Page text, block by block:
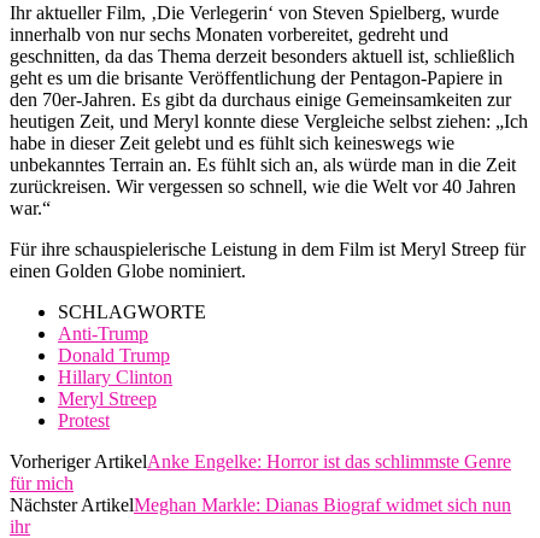
Ihr aktueller Film, ‚Die Verlegerin‘ von Steven Spielberg, wurde
innerhalb von nur sechs Monaten vorbereitet, gedreht und
geschnitten, da das Thema derzeit besonders aktuell ist, schließlich
geht es um die brisante Veröffentlichung der Pentagon-Papiere in
den 70er-Jahren. Es gibt da durchaus einige Gemeinsamkeiten zur
heutigen Zeit, und Meryl konnte diese Vergleiche selbst ziehen: „Ich
habe in dieser Zeit gelebt und es fühlt sich keineswegs wie
unbekanntes Terrain an. Es fühlt sich an, als würde man in die Zeit
zurückreisen. Wir vergessen so schnell, wie die Welt vor 40 Jahren
war.“
Für ihre schauspielerische Leistung in dem Film ist Meryl Streep für
einen Golden Globe nominiert.
SCHLAGWORTE
Anti-Trump
Donald Trump
Hillary Clinton
Meryl Streep
Protest
Vorheriger ArtikelAnke Engelke: Horror ist das schlimmste Genre
für mich
Nächster ArtikelMeghan Markle: Dianas Biograf widmet sich nun
ihr